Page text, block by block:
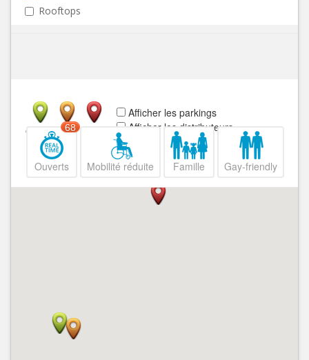
Rooftops
Afficher les parkings
Afficher les distributeurs
Ouvert
Ouverts
68
Mobilité réduite Famille Gay-friendly